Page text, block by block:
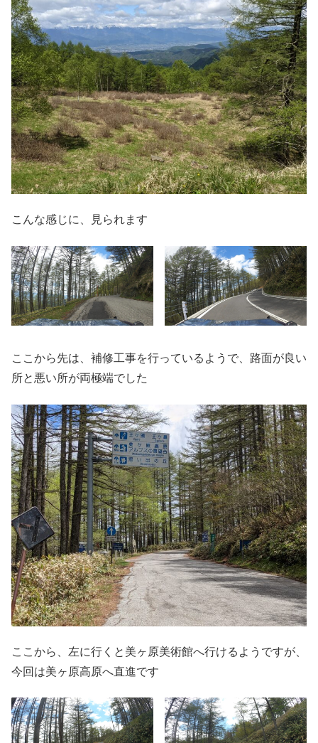
こんな感じに、見られます
ここから先は、補修工事を行っているようで、路面が良い
所と悪い所が両極端でした
ここから、左に行くと美ヶ原美術館へ行けるようですが、
今回は美ヶ原高原へ直進です